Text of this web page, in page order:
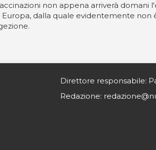
non appena arriverà domani
dalla quale evidentemente non
Direttore responsabile:
Redazione: